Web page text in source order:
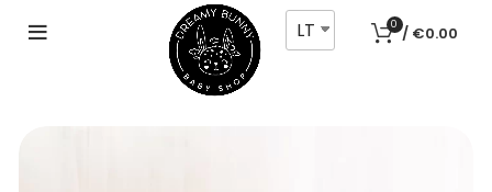
LT 0 / €0.00